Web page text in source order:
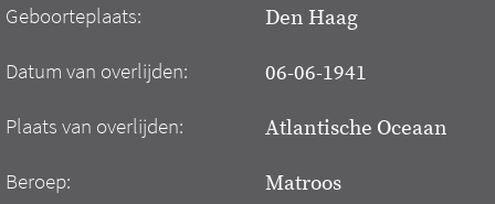
Geboorteplaats: Den Haag
Datum van overlijden: 06-06-1941
Plaats van overlijden: Atlantische Oceaan
Beroep: Matroos